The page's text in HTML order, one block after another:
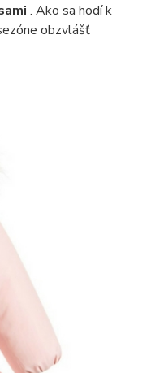
. Ako sa hodí k
obzvlášť